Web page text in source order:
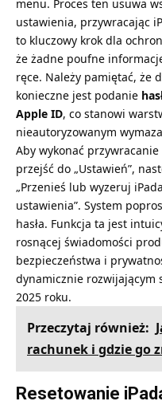
menu. Proces ten usuwa
ustawienia, przywracając
to kluczowy krok dla
że żadne poufne
ręce. Należy pamiętać, że
konieczne jest podanie
Apple ID, co stanowi
nieautoryzowanym
Aby wykonać
przejść do „Ustawień”,
„Przenieś lub wyzeruj
ustawienia”. System
hasła. Funkcja ta jest
rosnącej świadomości
bezpieczeństwa i
dynamicznie rozwijającym
2025 roku.
Przeczytaj również:
rachunek i gdzie go
Resetowanie